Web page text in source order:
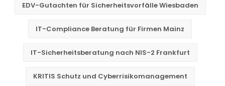
EDV-Gutachten für Sicherheitsvorfälle Wiesbaden
IT-Compliance Beratung für Firmen Mainz
IT-Sicherheitsberatung nach NIS-2 Frankfurt
KRITIS Schutz und Cyberrisikomanagement